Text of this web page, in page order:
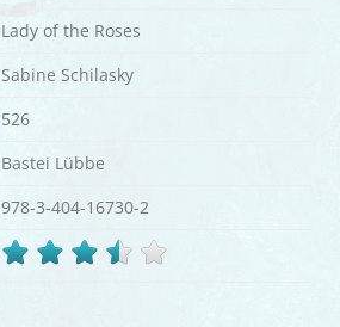
Lady of the Roses
Sabine Schilasky
526
Bastei Lübbe
978-3-404-16730-2